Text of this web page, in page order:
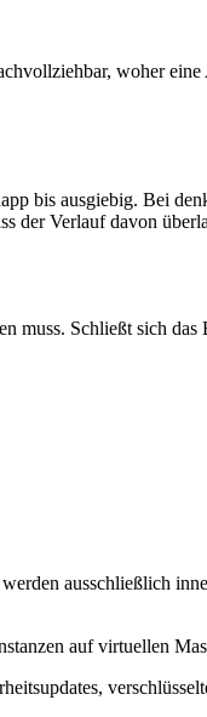
woher
bis ausgiebig. Bei
der Verlauf davon
muss. Schließt sich
ausschließlich
auf virtuellen